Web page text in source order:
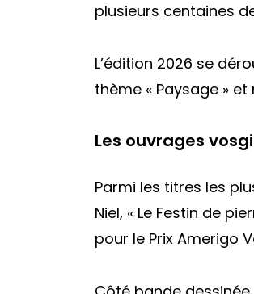
plusieurs centaines
L’édition 2026 se
thème « Paysage »
Les ouvrages
Parmi les titres les
Niel, « Le Festin de
pour le Prix Amerigo